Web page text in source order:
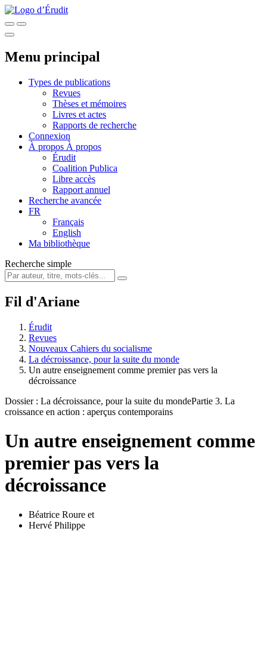
Menu principal
Types de publications
Revues
Thèses et mémoires
Livres et actes
Rapports de recherche
Connexion
À propos À propos
Érudit
Coalition Publica
Libre accès
Rapport annuel
Recherche avancée
FR
Français
English
Ma bibliothèque
Recherche simple
Fil d'Ariane
Érudit
Revues
Nouveaux Cahiers du socialisme
La décroissance, pour la suite du monde
Un autre enseignement comme premier pas vers la
décroissance
Dossier : La décroissance, pour la suite du mondePartie 3. La
croissance en action : aperçus contemporains
Un autre enseignement comme
premier pas vers la
décroissance
Béatrice Roure et
Hervé Philippe